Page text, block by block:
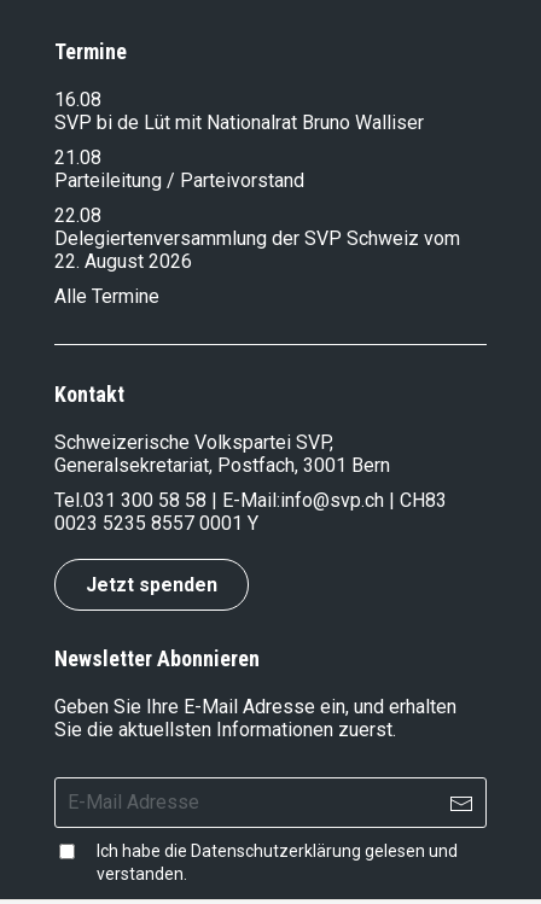
Termine
16.08
SVP bi de Lüt mit Nationalrat Bruno Walliser
21.08
Parteileitung / Parteivorstand
22.08
Delegiertenversammlung der SVP Schweiz vom
22. August 2026
Alle Termine
Kontakt
Schweizerische Volkspartei SVP,
Generalsekretariat, Postfach, 3001 Bern
Tel.031 300 58 58 | E-Mail:info@svp.ch | CH83
0023 5235 8557 0001 Y
Jetzt spenden
Newsletter Abonnieren
Geben Sie Ihre E-Mail Adresse ein, und erhalten
Sie die aktuellsten Informationen zuerst.
Ich habe die Datenschutzerklärung gelesen und
verstanden.